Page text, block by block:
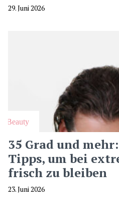
29. Juni 2026
Beauty
35 Grad und
Tipps, um bei
frisch zu bleiben
23. Juni 2026